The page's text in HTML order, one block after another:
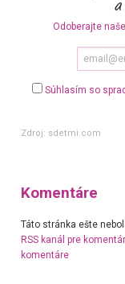
Odoberajte
Súhlasím so
Zdroj: sdetmi.com
Komentáre
Táto stránka ešte
RSS kanál pre
komentáre